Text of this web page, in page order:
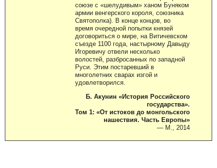
союзе с «шелудивым» ханом Буняком
армии венгерского короля, союзника
Святополка). В конце концов, во
время очередной попытки князей
договориться о мире, на Витичевском
съезде 1100 года, настырному Давыду
Игоревичу отвели несколько
волостей, разбросанных по западной
Руси. Этим постаревший в
многолетних сварах изгой и
удовлетворился.
Б. Акунин «История Российского
государства».
Том 1: «От истоков до монгольского
нашествия. Часть Европы»
— М., 2014